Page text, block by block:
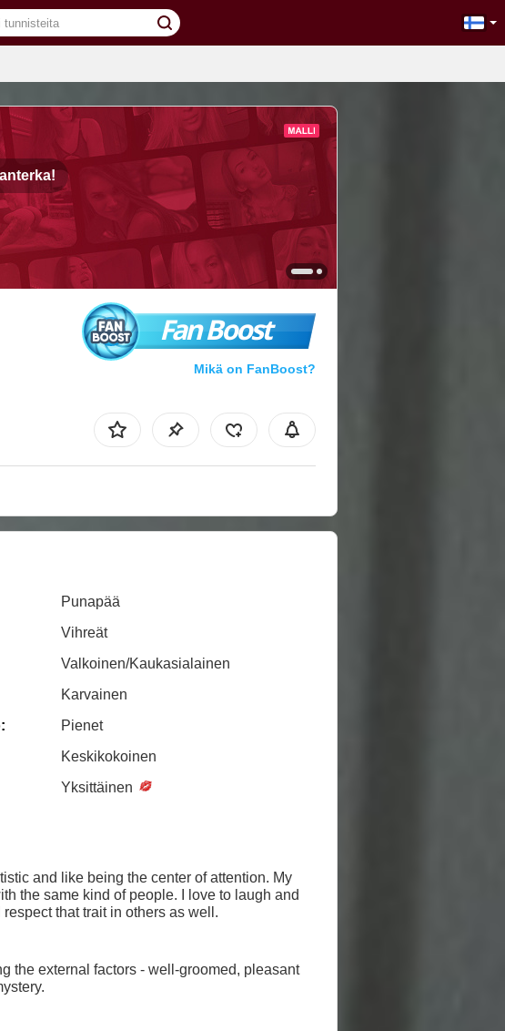
Fan Boost
Mikä on FanBoost?
Punapää
Vihreät
Valkoinen/Kaukasialainen
Karvainen
Pienet
Keskikokoinen
Yksittäinen
and like being the center of attention. My
the same kind of people. I love to laugh and
and respect that trait in others as well.
the external factors - well-groomed, pleasant